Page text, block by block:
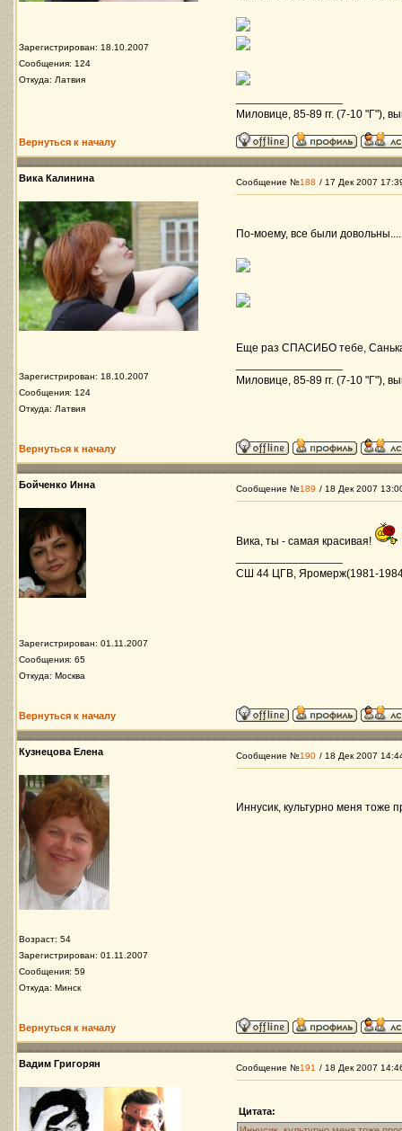
Зарегистрирован: 18.10.2007
Сообщения: 124
Откуда: Латвия
Миловице, 85-89 гг. (7-10 "Г"),
Вернуться к началу
Вика Калинина
Зарегистрирован: 18.10.2007
Сообщения: 124
Откуда: Латвия
Сообщение №188 / 17 Дек 2007
По-моему, все были
Еще раз СПАСИБО тебе,
Миловице, 85-89 гг. (7-10 "Г"),
Вернуться к началу
Бойченко Инна
Зарегистрирован: 01.11.2007
Сообщения: 65
Откуда: Москва
Сообщение №189 / 18 Дек 2007
Вика, ты - самая красивая!
СШ 44 ЦГВ, Яромерж(1981-
Вернуться к началу
Кузнецова Елена
Возраст: 54
Зарегистрирован: 01.11.2007
Сообщения: 59
Откуда: Минск
Сообщение №190 / 18 Дек 2007
Иннусик, культурно меня тоже
Вернуться к началу
Вадим Григорян Сообщение №191 / 18 Дек 2007
Цитата: